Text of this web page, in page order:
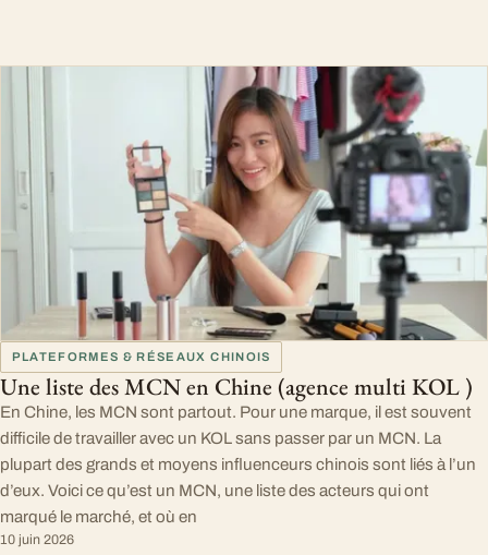
PLATEFORMES & RÉSEAUX CHINOIS
Une liste des MCN en Chine (agence multi KOL )
En Chine, les MCN sont partout. Pour une marque, il est souvent
difficile de travailler avec un KOL sans passer par un MCN. La
plupart des grands et moyens influenceurs chinois sont liés à l’un
d’eux. Voici ce qu’est un MCN, une liste des acteurs qui ont
marqué le marché, et où en
10 juin 2026